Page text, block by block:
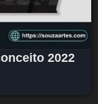
2022